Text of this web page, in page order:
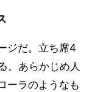
ジだ。立ち席4
。あらかじめ人
ーラのようなも